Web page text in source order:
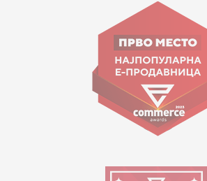
Goce Nikolovski 74 Shkup
contact@mytime.mk
Orari i punës:
09:00 - 17:00